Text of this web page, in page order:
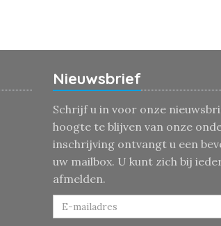
Nieuwsbrief
Schrijf u in voor onze
hoogte te blijven van onze
inschrijving ontvangt u een
uw mailbox. U kunt zich bij
afmelden.